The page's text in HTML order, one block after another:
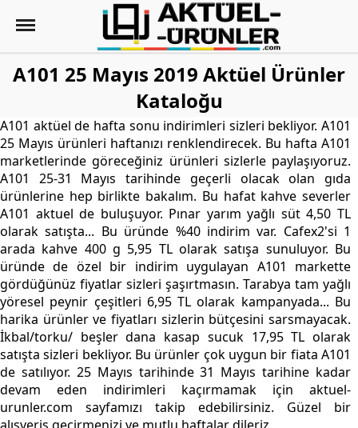
A101 25 Mayıs 2019 Aktüel Ürünler
Kataloğu
A101 aktüel de hafta sonu indirimleri sizleri bekliyor. A101
25 Mayıs ürünleri haftanızı renklendirecek. Bu hafta A101
marketlerinde göreceğiniz ürünleri sizlerle paylaşıyoruz.
A101 25-31 Mayıs tarihinde geçerli olacak olan gıda
ürünlerine hep birlikte bakalım. Bu hafat kahve severler
A101 aktuel de buluşuyor. Pınar yarım yağlı süt 4,50 TL
olarak satışta... Bu üründe %40 indirim var. Cafex2'si 1
arada kahve 400 g 5,95 TL olarak satışa sunuluyor. Bu
üründe de özel bir indirim uygulayan A101 markette
gördüğünüz fiyatlar sizleri şaşırtmasın. Tarabya tam yağlı
yöresel peynir çeşitleri 6,95 TL olarak kampanyada... Bu
harika ürünler ve fiyatları sizlerin bütçesini sarsmayacak.
İkbal/torku/ beşler dana kasap sucuk 17,95 TL olarak
satışta sizleri bekliyor. Bu ürünler çok uygun bir fiata A101
de satılıyor. 25 Mayıs tarihinde 31 Mayıs tarihine kadar
devam eden indirimleri kaçırmamak için aktuel-
urunler.com sayfamızı takip edebilirsiniz. Güzel bir